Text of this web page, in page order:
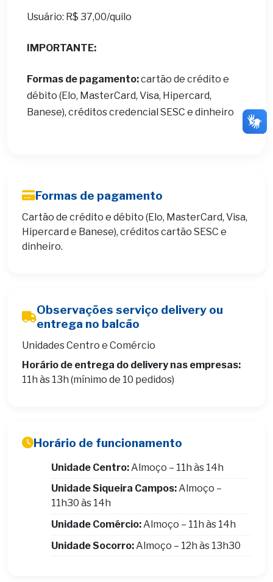
Usuário: R$ 37,00/quilo
IMPORTANTE:
Formas de pagamento:cartão de crédito e
débito (Elo, MasterCard, Visa, Hipercard,
Banese), créditos credencial SESC e dinheiro
Formas de pagamento
Cartão de crédito e débito (Elo, MasterCard, Visa,
Hipercard e Banese), créditos cartão SESC e
dinheiro.
Observações serviço delivery ou
entrega no balcão
Unidades Centro e Comércio
Horário de entrega do delivery nas empresas:
11h às 13h (mínimo de 10 pedidos)
Horário de funcionamento
Unidade Centro: Almoço – 11h às 14h
Unidade Siqueira Campos:Almoço –
11h30 às 14h
Unidade Comércio:Almoço – 11h às 14h
Unidade Socorro: Almoço – 12h às 13h30